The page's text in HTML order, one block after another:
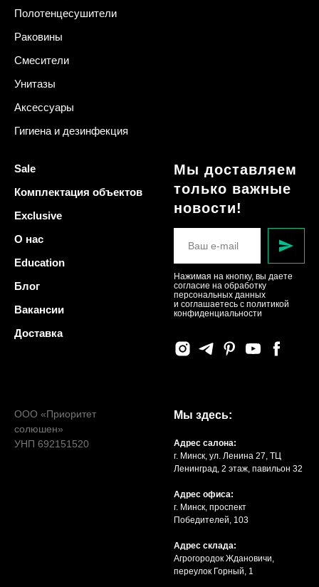
Полотенцесушители
Раковины
Смесители
Унитазы
Аксессуары
Гигиена и дезинфекция
Sale
Комплектация объектов
Exclusive
О нас
Education
Блог
Вакансии
Доставка
Мы доставляем
только важные
новости!
Нажимая на кнопку, вы даете
согласие на обработку
персональных данных
и соглашаетесь c политикой
конфиденциальности
ООО «Приоритет
солюшен»
УНП 692151520
Мы здесь:
Адрес салона:
г. Минск, ул. Ленина 27, ТЦ
Ленинград, 2 этаж, павильон 32
Адрес офиса:
г. Минск, проспект
Победителей, 103
Адрес склада:
Агрогородок Ждановичи,
переулок Горный, 1